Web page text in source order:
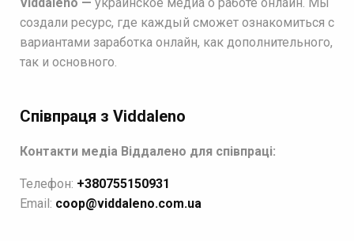
создали ресурс, где каждый сможет ознакомиться с
вариантами заработка онлайн, как дополнительного,
так и основного.
Співпраця з Viddaleno
Контакти медіа Віддалено для співпраці:
Телефон: +380755150931
Email: coop@viddaleno.com.ua